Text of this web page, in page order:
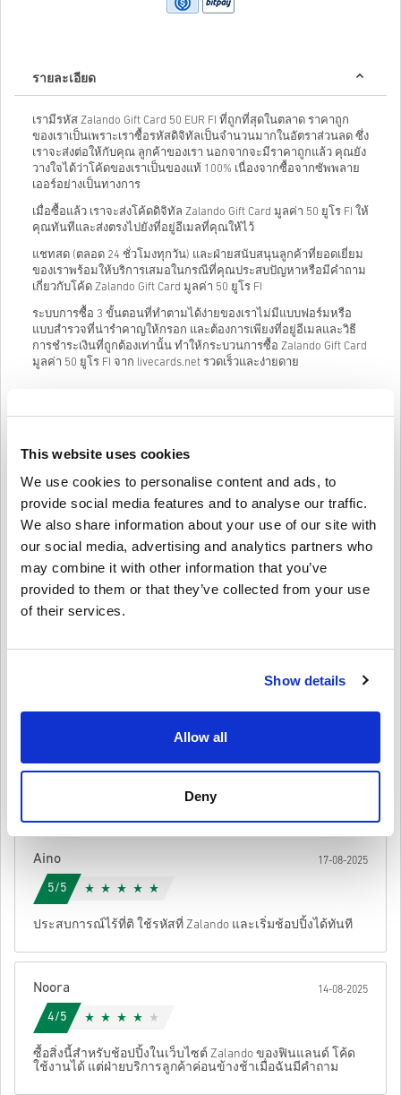
This website uses cookies
We use cookies to personalise content and ads, to
provide social media features and to analyse our traffic.
We also share information about your use of our site with
our social media, advertising and analytics partners who
may combine it with other information that you’ve
provided to them or that they’ve collected from your use
of their services.
Show details
Allow all
Deny
รายละเอียด
เรามีรหัส Zalando Gift Card 50 EUR FI ที่ถูกที่สุดในตลาด ราคาถูก
ของเราเป็นเพราะเราซื้อรหัสดิจิทัลเป็นจำนวนมากในอัตราส่วนลด ซึ่ง
เราจะส่งต่อให้กับคุณ ลูกค้าของเรา นอกจากจะมีราคาถูกแล้ว คุณยัง
วางใจได้ว่าโค้ดของเราเป็นของแท้ 100% เนื่องจากซื้อจากซัพพลาย
เออร์อย่างเป็นทางการ
เมื่อซื้อแล้ว เราจะส่งโค้ดดิจิทัล Zalando Gift Card มูลค่า 50 ยูโร FI ให้
คุณทันทีและส่งตรงไปยังที่อยู่อีเมลที่คุณให้ไว้
แชทสด (ตลอด 24 ชั่วโมงทุกวัน) และฝ่ายสนับสนุนลูกค้าที่ยอดเยี่ยม
ของเราพร้อมให้บริการเสมอในกรณีที่คุณประสบปัญหาหรือมีคำถาม
เกี่ยวกับโค้ด Zalando Gift Card มูลค่า 50 ยูโร FI
ระบบการซื้อ 3 ขั้นตอนที่ทำตามได้ง่ายของเราไม่มีแบบฟอร์มหรือ
แบบสำรวจที่น่ารำคาญให้กรอก และต้องการเพียงที่อยู่อีเมลและวิธี
การชำระเงินที่ถูกต้องเท่านั้น ทำให้กระบวนการซื้อ Zalando Gift Card
มูลค่า 50 ยูโร FI จาก livecards.net รวดเร็วและง่ายดาย
มาก:
หลังจากนั้น คุณจะได้รับอีเมลพร้อมลิงก์ที่ปลอดภัยเพื่อเข้าถึงโค้ด
ของคุณ
สินค้าพรีออเดอร์จะถูกจัดส่งก่อนหรือในวันวางจำหน่ายที่
ระบุไว้ในขณะที่สินค้าในสต็อกจะถูกจัดส่งทันทีเพื่อรอการ
ตรวจสอบความปลอดภัย.
การซื้อที่ถือเป็นการใช้งานเชิงพาณิชย์จะไม่ได้รับการ
ยอมรับ.
คุณกำลังซื้อผลิตภัณฑ์ดิจิทัลเท่านั้น.
หากคุณประสบปัญหาในการสั่งซื้อโปรดแจ้งให้เราทราบ
โค้ดที่ดาวน์โหลดได้เหล่านี้ผลิตโดยผู้พัฒนาเกมดังนั้นจึง
เนื้อหาที่ดาวน์โหลดได้หรือผลิตภัณฑ์ DLC - คุณต้องมีเกม
ต้นฉบับจึงจะเล่นส่วนDLCได้.
4.4/5
ให้คะแนนเป็นดาว:
Julia 23-08-2025
5/5
ได้รับรหัสทันทีและใช้งานได้ดีบนเว็บไซต์ Zalando ของ
ประสบการณ์ไร้ที่ติ เติมเงินเข้าบัญชีของฉันทันที ขอบคุณ!
Aino 17-08-2025
5/5
ประสบการณ์ไร้ที่ติ ใช้รหัสที่ Zalando และเริ่มช้อปปิ้งได้ทันที
Noora 14-08-2025
4/5
ซื้อสิ่งนี้สำหรับช้อปปิ้งในเว็บไซต์ Zalando ของฟินแลนด์ โค้ด
ใช้งานได้ แต่ฝ่ายบริการลูกค้าค่อนข้างช้าเมื่อฉันมีคำถาม